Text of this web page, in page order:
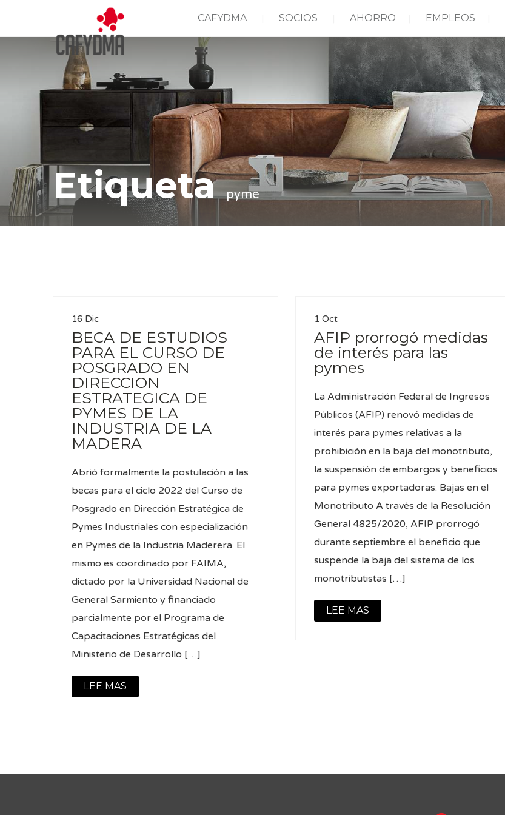
CAFYDMA SOCIOS AHORRO EMPLEOS
Etiquetapyme
16 Dic
BECA DE ESTUDIOS
PARA EL CURSO DE
POSGRADO EN
DIRECCION
ESTRATEGICA DE
PYMES DE LA
INDUSTRIA DE LA
MADERA
Abrió formalmente la postulación a las
becas para el ciclo 2022 del Curso de
Posgrado en Dirección Estratégica de
Pymes Industriales con especialización
en Pymes de la Industria Maderera. El
mismo es coordinado por FAIMA,
dictado por la Universidad Nacional de
General Sarmiento y financiado
parcialmente por el Programa de
Capacitaciones Estratégicas del
Ministerio de Desarrollo […]
LEE MAS
1 Oct
AFIP prorrogó medidas
de interés para las
pymes
La Administración Federal de Ingresos
Públicos (AFIP) renovó medidas de
interés para pymes relativas a la
prohibición en la baja del monotributo,
la suspensión de embargos y beneficios
para pymes exportadoras. Bajas en el
Monotributo A través de la Resolución
General 4825/2020, AFIP prorrogó
durante septiembre el beneficio que
suspende la baja del sistema de los
monotributistas […]
LEE MAS